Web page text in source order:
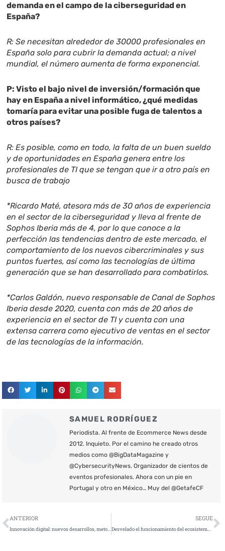
demanda en el campo de la ciberseguridad en
España?
R: Se necesitan alrededor de 30000 profesionales en
España solo para cubrir la demanda actual; a nivel
mundial, el número aumenta de forma exponencial.
P: Visto el bajo nivel de inversión/formación que
hay en España a nivel informático, ¿qué medidas
tomaría para evitar una posible fuga de talentos a
otros países?
R: Es posible, como en todo, la falta de un buen sueldo
y de oportunidades en España genera entre los
profesionales de TI que se tengan que ir a otro país en
busca de trabajo
*Ricardo Maté, atesora más de 30 años de experiencia
en el sector de la ciberseguridad y lleva al frente de
Sophos Iberia más de 4, por lo que conoce a la
perfección las tendencias dentro de este mercado, el
comportamiento de los nuevos cibercriminales y sus
puntos fuertes, así como las tecnologías de última
generación que se han desarrollado para combatirlos.
*Carlos Galdón, nuevo responsable de Canal de Sophos
Iberia desde 2020, cuenta con más de 20 años de
experiencia en el sector de TI y cuenta con una
extensa carrera como ejecutivo de ventas en el sector
de las tecnologías de la información.
SAMUEL RODRÍGUEZ
Periodista. Al frente de Ecommerce News desde
2012. Inquieto. Por el camino he creado otros
medios como @BigDataMagazine y
@CybersecurityNews. Organizador de cientos de
eventos profesionales. Ahora con un pie en
Portugal y otro en México… Muy del @GetafeCF
Ant
ANTERIOR
Innovación digital: nuevos desarrollos, metodologías y herramientas
SEGUE
Desvelado el funcionamiento del ecosistema ransomware y cómo combatirlo